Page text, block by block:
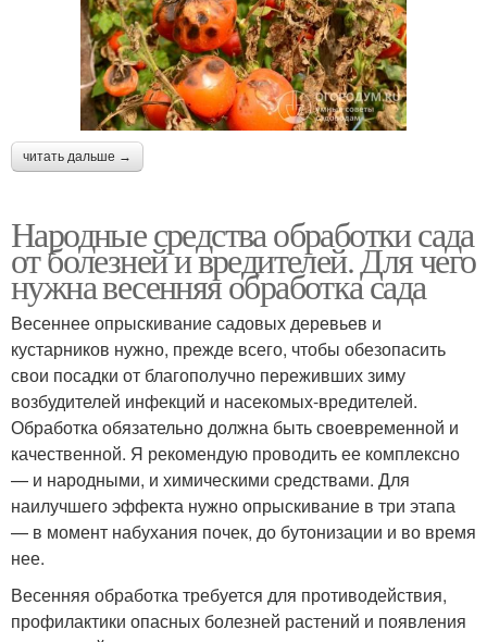
читать дальше →
Народные средства обработки сада
от болезней и вредителей. Для чего
нужна весенняя обработка сада
Весеннее опрыскивание садовых деревьев и
кустарников нужно, прежде всего, чтобы обезопасить
свои посадки от благополучно переживших зиму
возбудителей инфекций и насекомых-вредителей.
Обработка обязательно должна быть своевременной и
качественной. Я рекомендую проводить ее комплексно
— и народными, и химическими средствами. Для
наилучшего эффекта нужно опрыскивание в три этапа
— в момент набухания почек, до бутонизации и во время
нее.
Весенняя обработка требуется для противодействия,
профилактики опасных болезней растений и появления